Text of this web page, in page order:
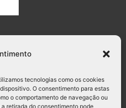
tecnologias como os cookies
O consentimento para estas
o comportamento de navegação ou
retirada do consentimento pode